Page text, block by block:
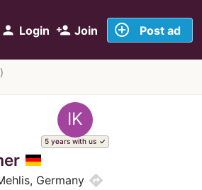
person Login person_add Join add_circle_outline Post ad
IK
5 years with us
Germany directions